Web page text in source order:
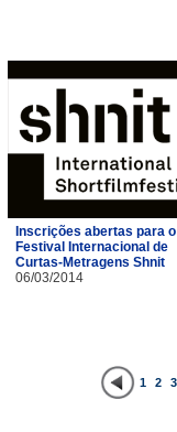
Inscrições abertas para o
Festival Internacional de
Curtas-Metragens Shnit
06/03/2014
1 2 3